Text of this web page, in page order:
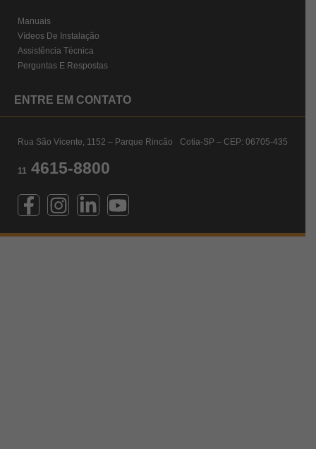
Manuais
Vídeos De Instalação
Assistência Técnica
Perguntas E Respostas
ENTRE EM CONTATO
Rua São Vicente, 1152 – Parque Rincão Cotia-SP – CEP: 06705-435
11 4615-8800